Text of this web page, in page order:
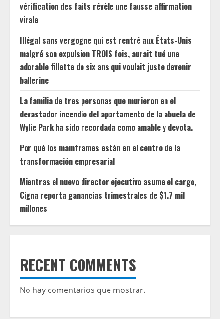
vérification des faits révèle une fausse affirmation
virale
Illégal sans vergogne qui est rentré aux États-Unis
malgré son expulsion TROIS fois, aurait tué une
adorable fillette de six ans qui voulait juste devenir
ballerine
La familia de tres personas que murieron en el
devastador incendio del apartamento de la abuela de
Wylie Park ha sido recordada como amable y devota.
Por qué los mainframes están en el centro de la
transformación empresarial
Mientras el nuevo director ejecutivo asume el cargo,
Cigna reporta ganancias trimestrales de $1.7 mil
millones
RECENT COMMENTS
No hay comentarios que mostrar.